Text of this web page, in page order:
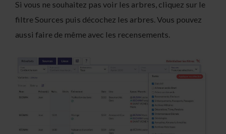
Si vous ne souhaitez pas voir les arbres, cliquez sur le
filtre Sources puis décochez les arbres. Vous pouvez
aussi faire de même avec les recensements.